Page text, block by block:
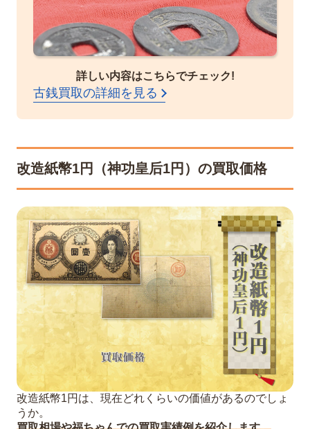
詳しい内容はこちらでチェック!
古銭買取の詳細を見る
改造紙幣1円（神功皇后1円）の買取価格
改造紙幣1円は、現在どれくらいの価値があるのでしょ
うか。